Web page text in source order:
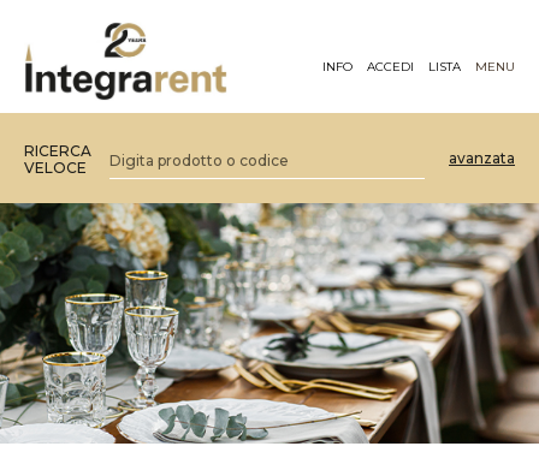
INFO ACCEDI LISTA MENU
RICERCA
VELOCE
avanzata